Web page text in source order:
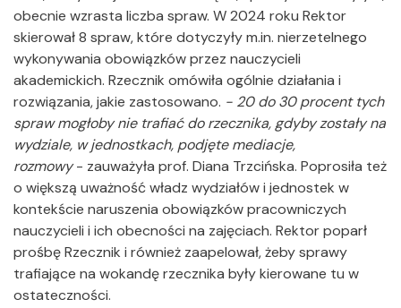
obecnie wzrasta liczba spraw. W 2024 roku Rektor
skierował 8 spraw, które dotyczyły m.in. nierzetelnego
wykonywania obowiązków przez nauczycieli
akademickich. Rzecznik omówiła ogólnie działania i
rozwiązania, jakie zastosowano. - 20 do 30 procent tych
spraw mogłoby nie trafiać do rzecznika, gdyby zostały na
wydziale, w jednostkach, podjęte mediacje,
rozmowy- zauważyła prof. Diana Trzcińska. Poprosiła też
o większą uważność władz wydziałów i jednostek w
kontekście naruszenia obowiązków pracowniczych
nauczycieli i ich obecności na zajęciach. Rektor poparł
prośbę Rzecznik i również zaapelował, żeby sprawy
trafiające na wokandę rzecznika były kierowane tu w
ostateczności.